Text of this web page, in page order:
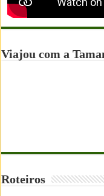
Viajou com a
Roteiros